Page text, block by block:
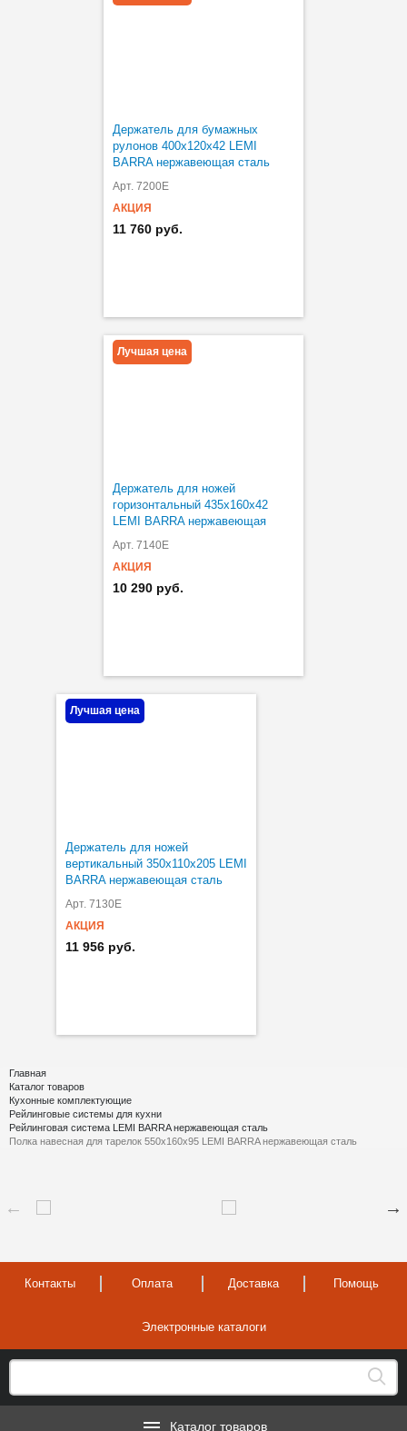
Держатель для бумажных
рулонов 400х120х42 LEMI
BARRA нержавеющая сталь
Арт. 7200Е
АКЦИЯ
11 760 руб.
Лучшая цена
Держатель для ножей
горизонтальный 435х160х42
LEMI BARRA нержавеющая
Арт. 7140E
АКЦИЯ
10 290 руб.
Лучшая цена
Держатель для ножей
вертикальный 350х110х205 LEMI
BARRA нержавеющая сталь
Арт. 7130E
АКЦИЯ
11 956 руб.
Главная
Каталог товаров
Кухонные комплектующие
Рейлинговые системы для кухни
Рейлинговая система LEMI BARRA нержавеющая сталь
Полка навесная для тарелок 550х160х95 LEMI BARRA нержавеющая сталь
Контакты Оплата Доставка Помощь
Электронные каталоги
Каталог товаров